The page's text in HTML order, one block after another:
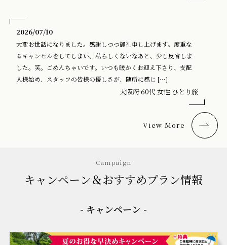
2026/07/10
大変お世話になりました。感謝しつつ御礼申し上げます。度重な
るキャンセルをしてしまい、私らしくないなあと、少し反省しま
した。笑。ごめんちゃいです。いつも暖かくお迎え下さり、支配
人様始め、スタッフの皆様の優しさが、随所に感じ […]
大阪府 60代 女性 ひとり旅
View More
キャンペーン＆おすすめプラン情報
Campaign
- キャンペーン -